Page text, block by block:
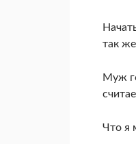
так
Муж
Что я